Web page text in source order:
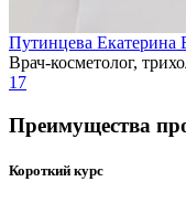
Путинцева Екатерина
Врач-косметолог,
17
Преимущества
Короткий курс